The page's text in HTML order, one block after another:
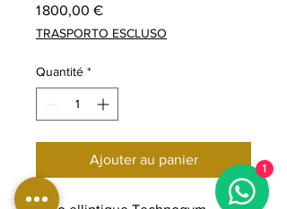
1 800,00 €Prix
TRASPORTO ESCLUSO
Quantité *
Ajouter au panier
1